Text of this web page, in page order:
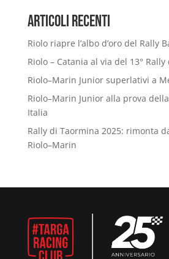
Articoli Recenti
Riolo riapre l’albo d’oro del Rally
Riolo – Catania al via del 13°
Riolo–Marin Junior superlativi a
Riolo–Marin Junior alla prova
Italia
Rally di Taormina 2025: rimonta
Riolo–Marin